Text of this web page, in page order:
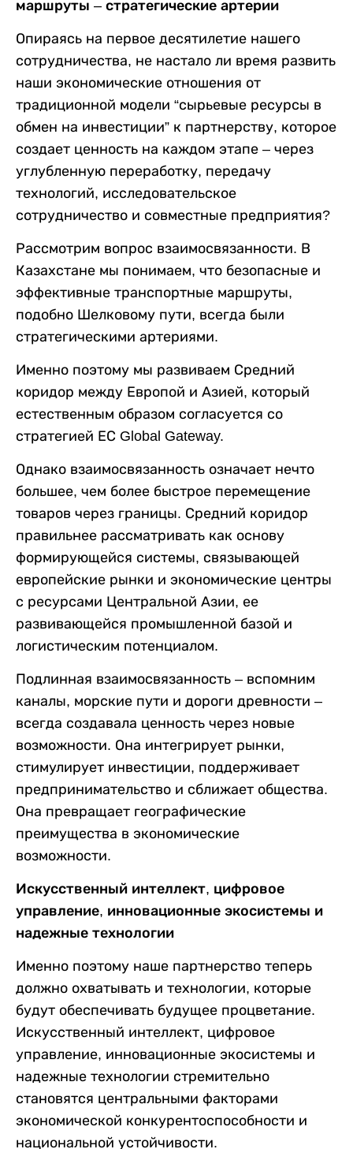
маршруты – стратегические артерии
Опираясь на первое десятилетие нашего
сотрудничества, не настало ли время развить
наши экономические отношения от
традиционной модели “сырьевые ресурсы в
обмен на инвестиции” к партнерству, которое
создает ценность на каждом этапе – через
углубленную переработку, передачу
технологий, исследовательское
сотрудничество и совместные предприятия?
Рассмотрим вопрос взаимосвязанности. В
Казахстане мы понимаем, что безопасные и
эффективные транспортные маршруты,
подобно Шелковому пути, всегда были
стратегическими артериями.
Именно поэтому мы развиваем Средний
коридор между Европой и Азией, который
естественным образом согласуется со
стратегией ЕС Global Gateway.
Однако взаимосвязанность означает нечто
большее, чем более быстрое перемещение
товаров через границы. Средний коридор
правильнее рассматривать как основу
формирующейся системы, связывающей
европейские рынки и экономические центры
с ресурсами Центральной Азии, ее
развивающейся промышленной базой и
логистическим потенциалом.
Подлинная взаимосвязанность – вспомним
каналы, морские пути и дороги древности –
всегда создавала ценность через новые
возможности. Она интегрирует рынки,
стимулирует инвестиции, поддерживает
предпринимательство и сближает общества.
Она превращает географические
преимущества в экономические
возможности.
Искусственный интеллект, цифровое
управление, инновационные экосистемы и
надежные технологии
Именно поэтому наше партнерство теперь
должно охватывать и технологии, которые
будут обеспечивать будущее процветание.
Искусственный интеллект, цифровое
управление, инновационные экосистемы и
надежные технологии стремительно
становятся центральными факторами
экономической конкурентоспособности и
национальной устойчивости.